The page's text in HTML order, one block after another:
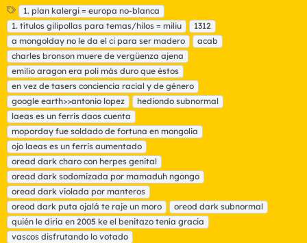
E
t
i
q
u
e
t
a
s
1. plan kalergi = europa no-blanca
1. títulos gilipollas para temas/hilos = miliu
1312
a mongolday no le da el ci para ser madero
acab
charles bronson muere de vergüenza ajena
emilio aragon era poli más duro que éstos
en vez de tasers conciencia racial y de género
google earth>>antonio lopez
hediondo subnormal
laeas es un ferris daos cuenta
moporday fue soldado de fortuna en mongolia
ojo laeas es un ferris aumentado
oread dark charo con herpes genital
oread dark sodomizada por mamaduh ngongo
oread dark violada por manteros
oreod dark puta ojalá te raje un moro
oreod dark subnormal
quién le diría en 2005 ke el benitazo tenía gracia
vascos disfrutando lo votado